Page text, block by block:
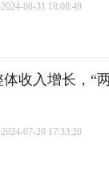
08-31 18:08:49
收入增长，“
07-20 17:33:20